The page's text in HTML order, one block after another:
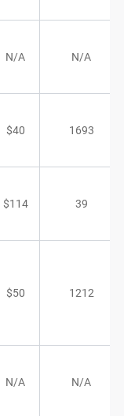
N/A N/A
$40 1693
$114 39
$50 1212
N/A N/A